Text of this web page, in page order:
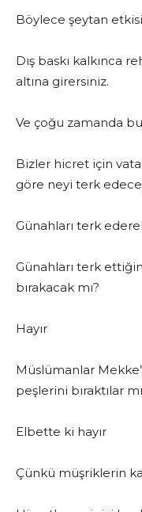
Böylece şeytan
Dış baskı kalkınca
altına girersiniz.
Ve çoğu zamanda
Bizler hicret için
göre neyi terk
Günahları terk
Günahları terk
bırakacak mı?
Hayır
Müslümanlar
peşlerini bıraktılar
Elbette ki hayır
Çünkü müşriklerin